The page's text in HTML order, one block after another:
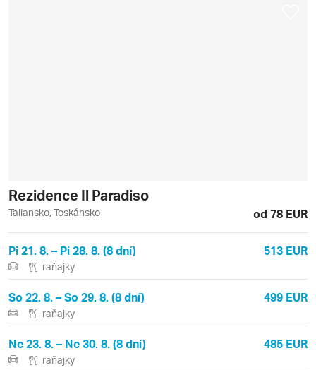
Rezidence Il Paradiso
Taliansko, Toskánsko od 78 EUR
Pi 21. 8. – Pi 28. 8. (8 dní) 513 EUR
raňajky
So 22. 8. – So 29. 8. (8 dní) 499 EUR
raňajky
Ne 23. 8. – Ne 30. 8. (8 dní) 485 EUR
raňajky